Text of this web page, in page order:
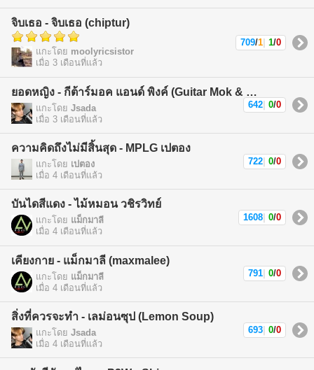
จิบเธอ - จิบเธอ (chiptur)
แกะโดย moolyricsistor
เมื่อ 3 เดือนที่แล้ว
709/1 1/0
ยอดหญิง - กีต้าร์มอค แอนด์ พิงค์ (Guitar Mok & Pink)
แกะโดย Jsada
เมื่อ 3 เดือนที่แล้ว
642 0/0
ความคิดถึงไม่มีสิ้นสุด - MPLG เปตอง
แกะโดย เปตอง
เมื่อ 4 เดือนที่แล้ว
722 0/0
บันไดสีแดง - ไม้หมอน วชิรวิทย์
แกะโดย แม็กมาลี
เมื่อ 4 เดือนที่แล้ว
1608 0/0
เคียงกาย - แม็กมาลี (maxmalee)
แกะโดย แม็กมาลี
เมื่อ 4 เดือนที่แล้ว
791 0/0
สิ่งที่ควรจะทำ - เลม่อนซุป (Lemon Soup)
แกะโดย Jsada
เมื่อ 4 เดือนที่แล้ว
693 0/0